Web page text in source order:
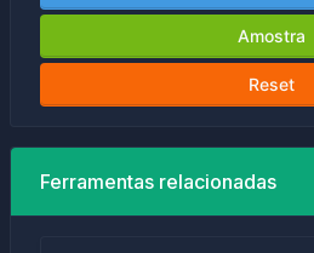
Amostra
Reset
Ferramentas relacionadas